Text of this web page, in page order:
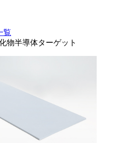
覧
物半導体ターゲット